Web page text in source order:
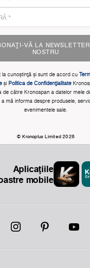
VĂ LA
NOSTRU
la cunoștinţă și sunt de acord cu
și Politica de Confidențialitate
de către Kronospan a datelor mele
mă informa despre produsele,
evenimentele sale.
© Kronoplus Limited 2026
Aplicațiile
mobile